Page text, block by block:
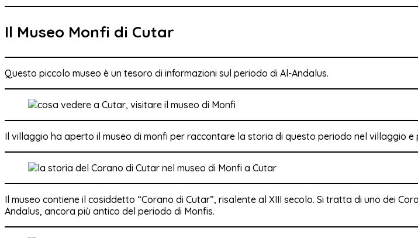
Il Museo Monfi di Cutar
Questo piccolo museo è un tesoro di informazioni sul periodo di Al-Andalus.
Il villaggio ha aperto il museo di monfi per raccontare la storia di questo periodo nel villaggio
Il museo contiene il cosiddetto “Corano di Cutar”, risalente al XIII secolo. Si tratta di uno dei
Andalus, ancora più antico del periodo di Monfis.